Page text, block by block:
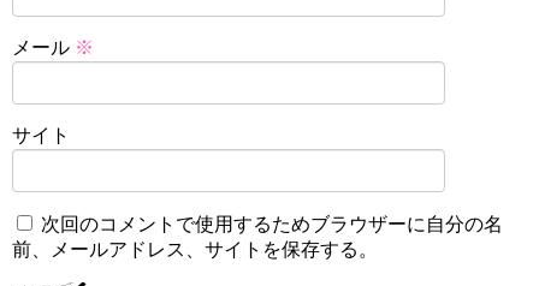
メール ※
サイト
次回のコメントで使用するためブラウザーに自分の名
前、メールアドレス、サイトを保存する。